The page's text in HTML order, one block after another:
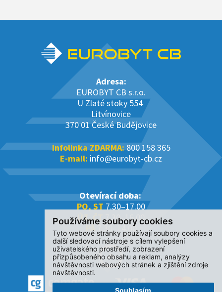
Používáme soubory cookies
Tyto webové stránky používají soubory cookies a
další sledovací nástroje s cílem vylepšení
uživatelského prostředí, zobrazení
přizpůsobeného obsahu a reklam, analýzy
návštěvnosti webových stránek a zjištění zdroje
návštěvnosti.
Souhlasím
Adresa:
EUROBYT CB s.r.o.
U Zlaté stoky 554
Litvínovice
370 01 České Budějovice
Infolinka ZDARMA:800 158 365
E-mail: info@eurobyt-cb.cz
Otevírací doba:
PO, ST 7.30–17.00
ÚT, ČT7.30–16.00
PÁ7.30–14.00